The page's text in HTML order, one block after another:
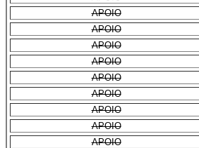
APOIO
APOIO
APOIO
APOIO
APOIO
APOIO
APOIO
APOIO
APOIO